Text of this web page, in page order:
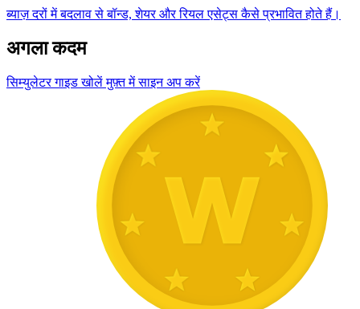
ब्याज़ दरों में बदलाव से बॉन्ड, शेयर और रियल एसेट्स कैसे प्रभावित होते हैं।
अगला कदम
सिम्युलेटर गाइड खोलेंमुफ़्त में साइन अप करें